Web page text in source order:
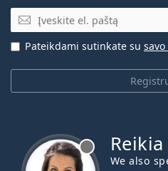
El. pašto adresas
Pateikdami sutinkate su
We also